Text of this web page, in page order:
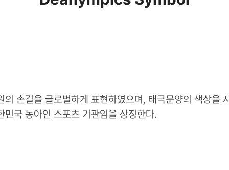
손길을 글로벌하게 표현하였으며, 태극문양의 색상을
국 농아인 스포츠 기관임을 상징한다.